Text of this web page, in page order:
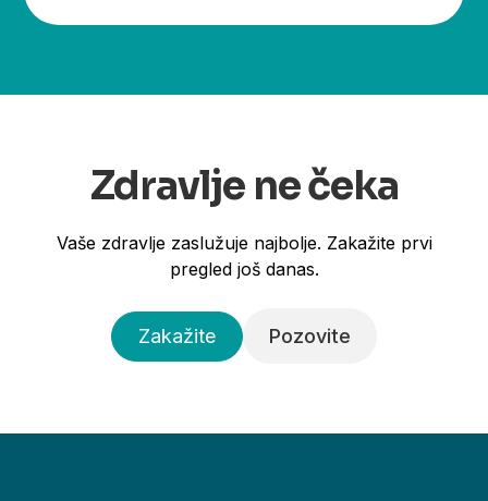
Zdravlje ne čeka
Vaše zdravlje zaslužuje najbolje. Zakažite prvi
pregled još danas.
Zakažite Pozovite